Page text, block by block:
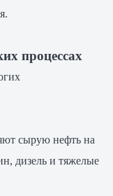
процессах
сырую нефть на
дизель и тяжелые